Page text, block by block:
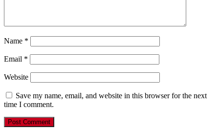
Name *
Email *
Website
Save my name, email, and website in this browser for the next
time I comment.